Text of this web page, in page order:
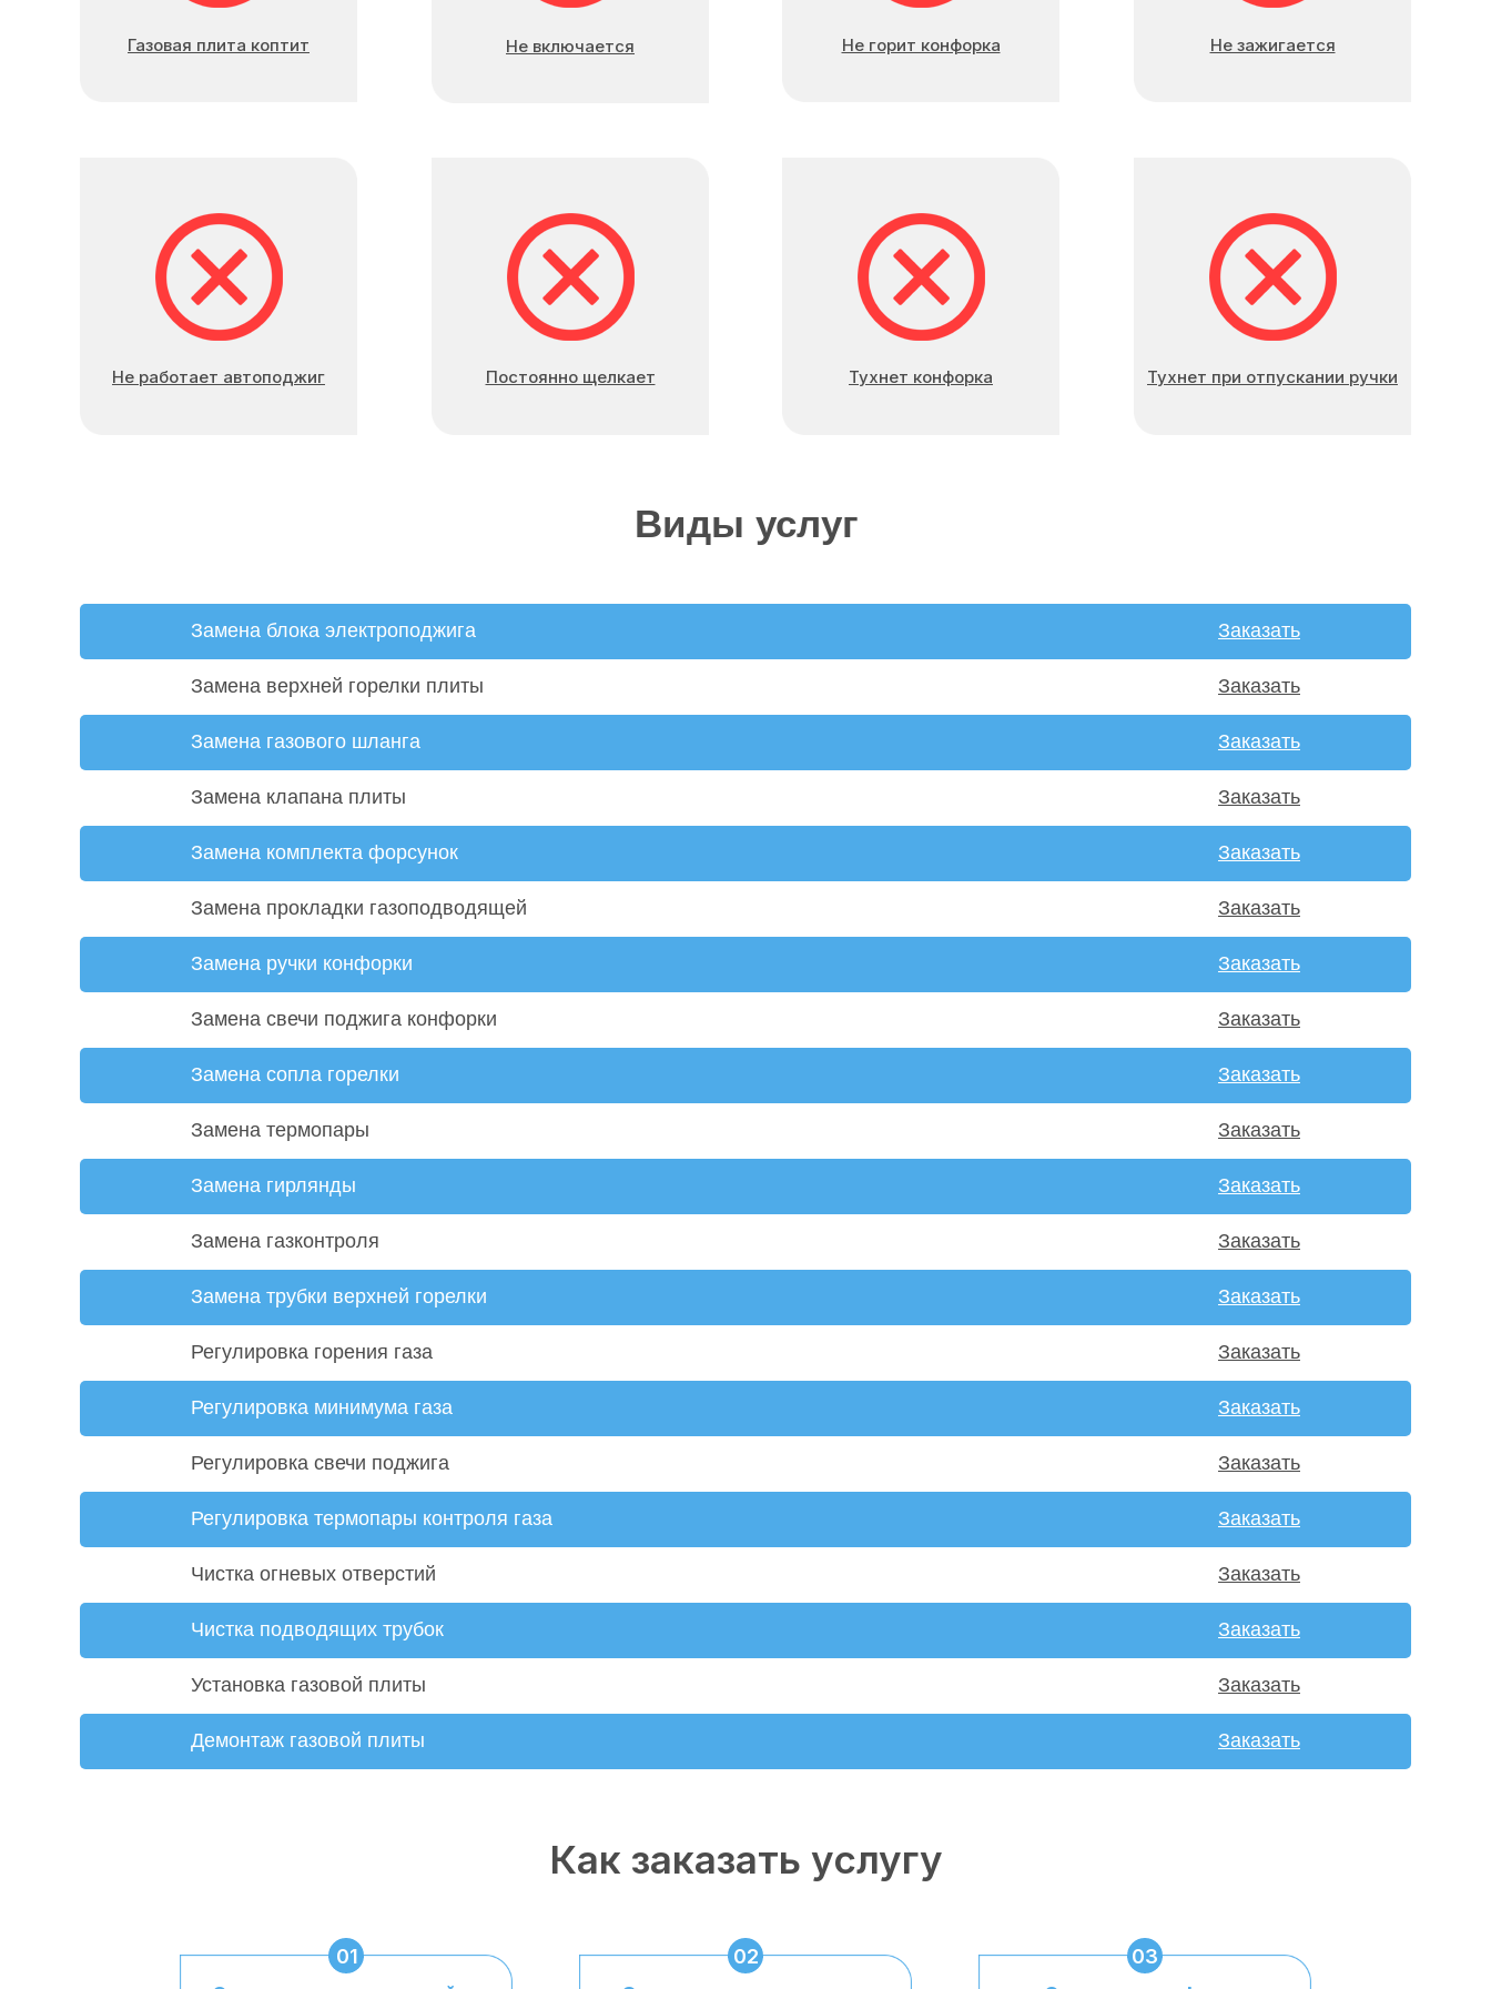
Газовая плита коптит Не включается Не горит конфорка Не зажигается
Не работает автоподжиг Постоянно щелкает Тухнет конфорка Тухнет при отпускании ручки
Виды услуг
Замена блока электроподжига
Замена газового шланга
Замена комплекта форсунок
Замена ручки конфорки
Замена клапана плиты
Замена верхней горелки плиты
Замена прокладки газоподводящей
Замена свечи поджига конфорки
Замена сопла горелки
Замена гирлянды
Замена трубки верхней горелки
Регулировка минимума газа
Замена газконтроля
Замена термопары
Регулировка горения газа
Регулировка свечи поджига
Регулировка термопары контроля газа
Чистка подводящих трубок
Демонтаж газовой плиты
Установка газовой плиты
Чистка огневых отверстий
Заказать
Заказать
Заказать
Заказать
Заказать
Заказать
Заказать
Заказать
Заказать
Заказать
Заказать
Заказать
Заказать
Заказать
Заказать
Заказать
Заказать
Заказать
Заказать
Заказать
Заказать
Как заказать услугу
01
02
03